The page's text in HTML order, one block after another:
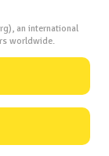
an international
worldwide.